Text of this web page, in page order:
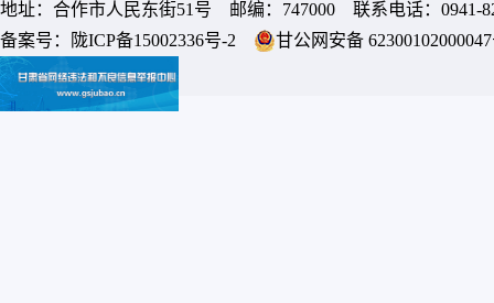
地址：合作市人民东街51号 邮编：747000 联系电话：0941-
备案号：
陇ICP备15002336号-2 甘公网安备